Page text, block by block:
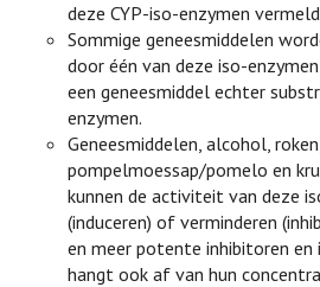
deze CYP-iso-enzymen
Sommige geneesmiddelen
door één van deze iso-
een geneesmiddel echter
enzymen.
Geneesmiddelen, alcohol,
pompelmoessap/pomelo en
kunnen de activiteit van deze
(induceren) of verminderen
en meer potente inhibitoren
hangt ook af van hun